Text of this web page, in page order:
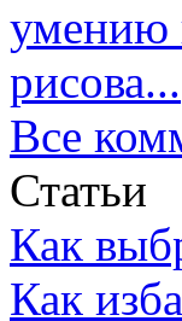
умению
рисова...
Все
Статьи
Как
Как